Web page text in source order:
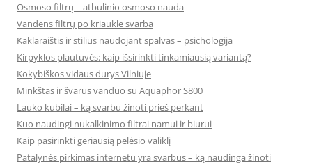
Osmoso filtrų – atbulinio osmoso nauda
Vandens filtrų po kriaukle svarba
Kaklaraištis ir stilius naudojant spalvas – psichologija
Kirpyklos plautuvės: kaip išsirinkti tinkamiausią variantą?
Kokybiškos vidaus durys Vilniuje
Minkštas ir švarus vanduo su Aquaphor S800
Lauko kubilai – ką svarbu žinoti prieš perkant
Kuo naudingi nukalkinimo filtrai namui ir biurui
Kaip pasirinkti geriausią pelėsio valiklį
Patalynės pirkimas internetu yra svarbus – ką naudinga žinoti